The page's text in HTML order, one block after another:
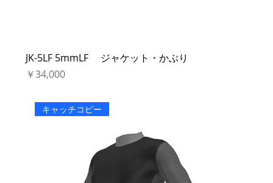
JK-5LF 5mmLF ジャケット・かぶり
価格
￥34,000
キャッチコピー